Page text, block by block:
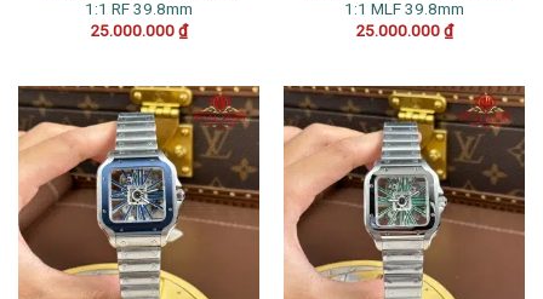
1:1 RF 39.8mm
25.000.000₫
1:1 MLF 39.8mm
25.000.000₫